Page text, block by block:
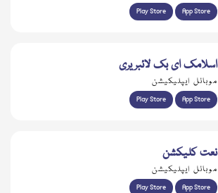
Play Store App Store
اسلامک ای بک لائبریری
موبائل ایپلیکیشن
Play Store App Store
نعت کلیکشن
موبائل ایپلیکیشن
Play Store App Store